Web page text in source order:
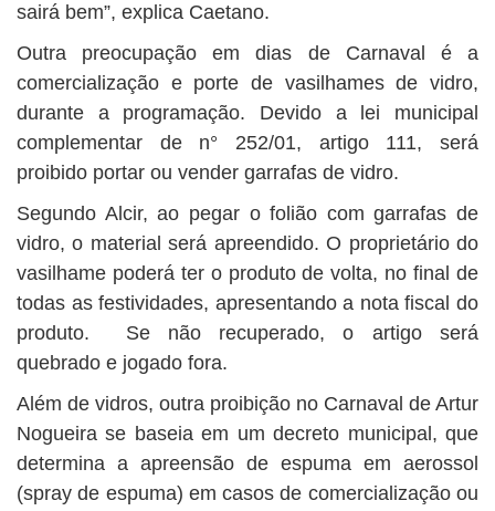
sairá bem”, explica Caetano.
Outra preocupação em dias de Carnaval é a
comercialização e porte de vasilhames de vidro,
durante a programação. Devido a lei municipal
complementar de n° 252/01, artigo 111, será
proibido portar ou vender garrafas de vidro.
Segundo Alcir, ao pegar o folião com garrafas de
vidro, o material será apreendido. O proprietário do
vasilhame poderá ter o produto de volta, no final de
todas as festividades, apresentando a nota fiscal do
produto. Se não recuperado, o artigo será
quebrado e jogado fora.
Além de vidros, outra proibição no Carnaval de Artur
Nogueira se baseia em um decreto municipal, que
determina a apreensão de espuma em aerossol
(spray de espuma) em casos de comercialização ou